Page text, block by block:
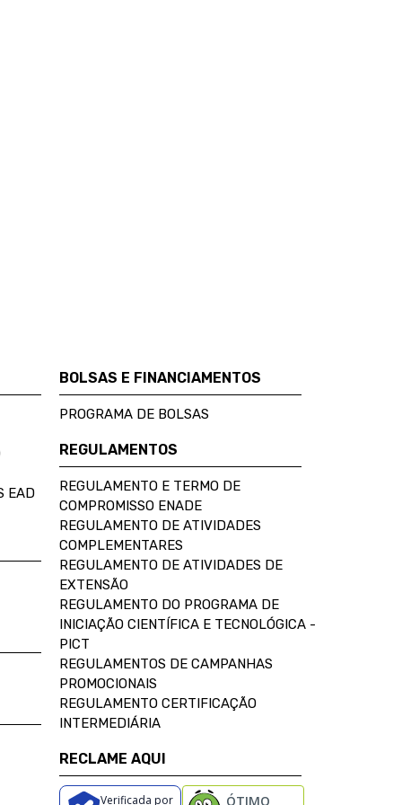
EAD
BOLSAS E FINANCIAMENTOS
PROGRAMA DE BOLSAS
REGULAMENTOS
REGULAMENTO E TERMO DE
COMPROMISSO ENADE
REGULAMENTO DE ATIVIDADES
COMPLEMENTARES
REGULAMENTO DE ATIVIDADES DE
EXTENSÃO
REGULAMENTO DO PROGRAMA DE
INICIAÇÃO CIENTÍFICA E TECNOLÓGICA -
PICT
REGULAMENTOS DE CAMPANHAS
PROMOCIONAIS
REGULAMENTO CERTIFICAÇÃO
INTERMEDIÁRIA
RECLAME AQUI
Verificada por ÓTIMO